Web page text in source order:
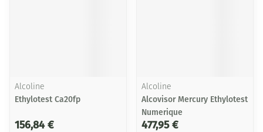
Alcoline
Ethylotest Ca20fp
156,84 €
Alcoline
Alcovisor Mercury Ethylotest
Numerique
477,95 €